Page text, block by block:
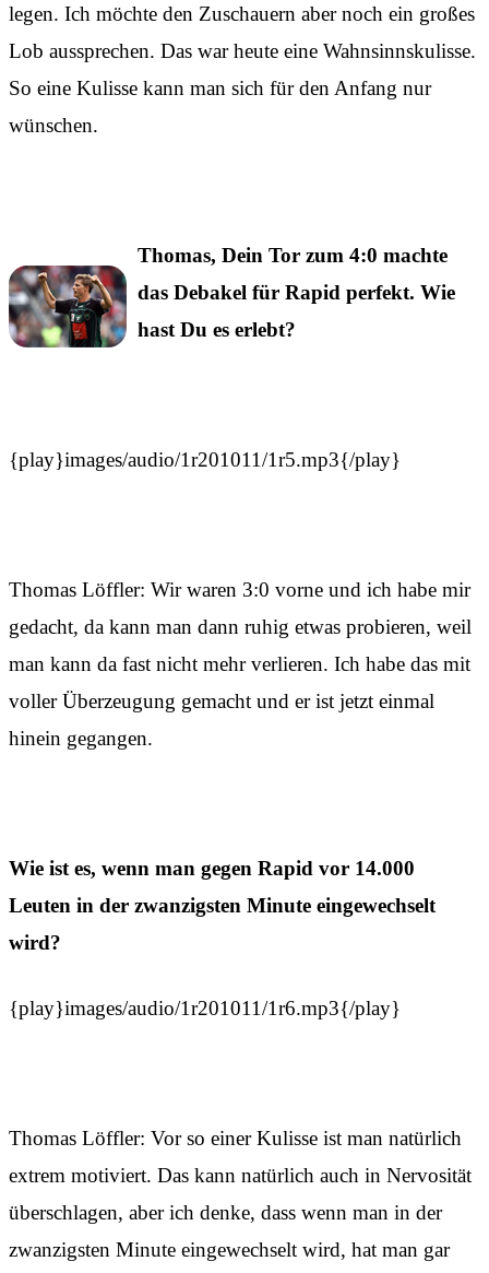
legen. Ich möchte den Zuschauern aber noch ein großes
Lob aussprechen. Das war heute eine Wahnsinnskulisse.
So eine Kulisse kann man sich für den Anfang nur
wünschen.
Thomas, Dein Tor zum 4:0 machte
das Debakel für Rapid perfekt. Wie
hast Du es erlebt?
{play}images/audio/1r201011/1r5.mp3{/play}
Thomas Löffler: Wir waren 3:0 vorne und ich habe mir
gedacht, da kann man dann ruhig etwas probieren, weil
man kann da fast nicht mehr verlieren. Ich habe das mit
voller Überzeugung gemacht und er ist jetzt einmal
hinein gegangen.
Wie ist es, wenn man gegen Rapid vor 14.000
Leuten in der zwanzigsten Minute eingewechselt
wird?
{play}images/audio/1r201011/1r6.mp3{/play}
Thomas Löffler: Vor so einer Kulisse ist man natürlich
extrem motiviert. Das kann natürlich auch in Nervosität
überschlagen, aber ich denke, dass wenn man in der
zwanzigsten Minute eingewechselt wird, hat man gar